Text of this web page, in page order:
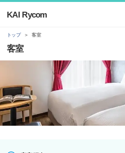
KAI Rycom
トップ 客室
客室